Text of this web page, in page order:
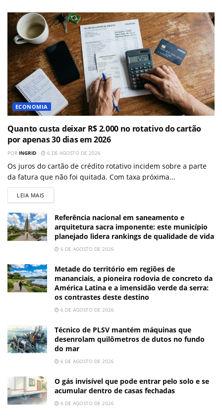
ECONOMIA
Quanto custa deixar R$ 2.000 no rotativo do cartão
por apenas 30 dias em 2026
POR INGRID 6 DE AGOSTO DE 2026
Os juros do cartão de crédito rotativo incidem sobre a parte
da fatura que não foi quitada. Com taxa próxima...
LEIA MAIS
Referência nacional em saneamento e
arquitetura sacra imponente: este município
planejado lidera rankings de qualidade de vida
6 DE AGOSTO DE 2026
Metade do território em regiões de
mananciais, a pioneira rodovia de concreto da
América Latina e a imensidão verde da serra:
os contrastes deste destino
6 DE AGOSTO DE 2026
Técnico de PLSV mantém máquinas que
desenrolam quilômetros de dutos no fundo
do mar
6 DE AGOSTO DE 2026
O gás invisível que pode entrar pelo solo e se
acumular dentro de casas fechadas
6 DE AGOSTO DE 2026